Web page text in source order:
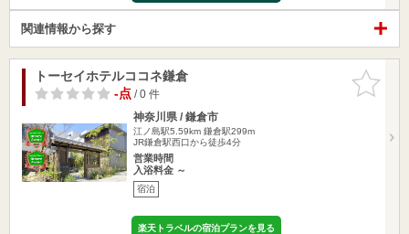
関連情報から探す
お気に入
りに追加
トーセイホテルココネ鎌倉
-点/ 0 件
神奈川県 / 鎌倉市
江ノ島駅5.59km 鎌倉駅299m
JR鎌倉駅西口から徒歩4分
営業時間
入浴料金 ～
宿泊
楽天トラベルの宿泊プランを見る